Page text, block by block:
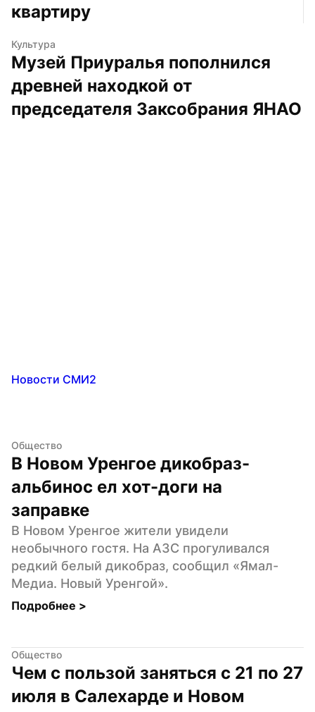
квартиру
Культура
Музей Приуралья пополнился
древней находкой от
председателя Заксобрания ЯНАО
Новости СМИ2
Общество
В Новом Уренгое дикобраз-
альбинос ел хот-доги на
заправке
В Новом Уренгое жители увидели
необычного гостя. На АЗС прогуливался
редкий белый дикобраз, сообщил «Ямал-
Медиа. Новый Уренгой».
Подробнее >
Общество
Чем с пользой заняться с 21 по 27
июля в Салехарде и Новом